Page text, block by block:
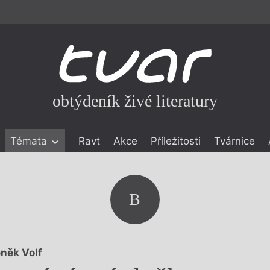
obtýdeník živé literatury
Témata Ravt Akce Příležitosti Tvárnice
B
Volf